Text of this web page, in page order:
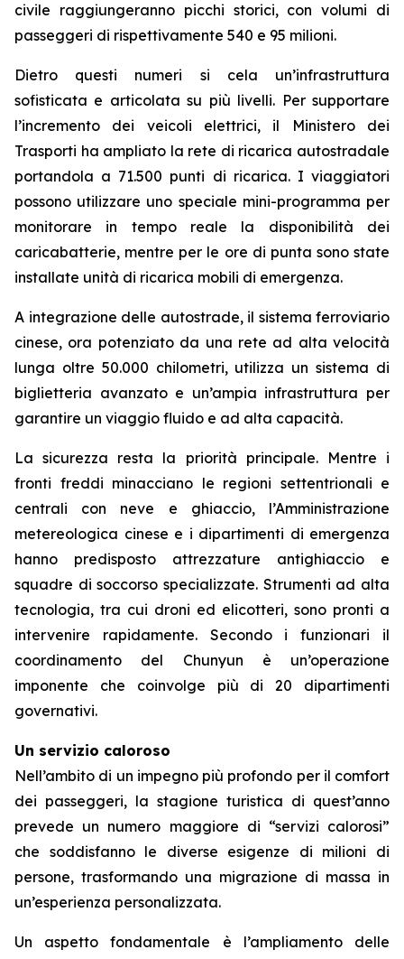
civile raggiungeranno picchi storici, con volumi di
passeggeri di rispettivamente 540 e 95 milioni.
Dietro questi numeri si cela un’infrastruttura
sofisticata e articolata su più livelli. Per supportare
l’incremento dei veicoli elettrici, il Ministero dei
Trasporti ha ampliato la rete di ricarica autostradale
portandola a 71.500 punti di ricarica. I viaggiatori
possono utilizzare uno speciale mini-programma per
monitorare in tempo reale la disponibilità dei
caricabatterie, mentre per le ore di punta sono state
installate unità di ricarica mobili di emergenza.
A integrazione delle autostrade, il sistema ferroviario
cinese, ora potenziato da una rete ad alta velocità
lunga oltre 50.000 chilometri, utilizza un sistema di
biglietteria avanzato e un’ampia infrastruttura per
garantire un viaggio fluido e ad alta capacità.
La sicurezza resta la priorità principale. Mentre i
fronti freddi minacciano le regioni settentrionali e
centrali con neve e ghiaccio, l’Amministrazione
metereologica cinese e i dipartimenti di emergenza
hanno predisposto attrezzature antighiaccio e
squadre di soccorso specializzate. Strumenti ad alta
tecnologia, tra cui droni ed elicotteri, sono pronti a
intervenire rapidamente. Secondo i funzionari il
coordinamento del Chunyun è un’operazione
imponente che coinvolge più di 20 dipartimenti
governativi.
Un servizio caloroso
Nell’ambito di un impegno più profondo per il comfort
dei passeggeri, la stagione turistica di quest’anno
prevede un numero maggiore di “servizi calorosi”
che soddisfanno le diverse esigenze di milioni di
persone, trasformando una migrazione di massa in
un’esperienza personalizzata.
Un aspetto fondamentale è l’ampliamento delle